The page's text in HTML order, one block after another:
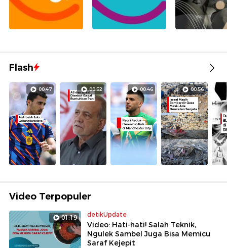
Flash
00:47 00:52 00:46 00:56
Video Terpopuler
01:19 detikUpdate
Video: Hati-hati! Salah Teknik,
Ngulek Sambel Juga Bisa Memicu
Saraf Kejepit